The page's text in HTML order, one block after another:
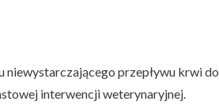
niewystarczającego przepływu krwi do
interwencji weterynaryjnej.